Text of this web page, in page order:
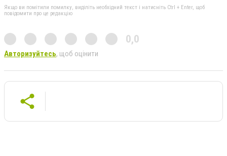
Якщо ви помітили помилку, виділіть необхідний текст і натисніть Ctrl + Enter, щоб
повідомити про це редакцію
0,0
Авторизуйтесь, щоб оцінити